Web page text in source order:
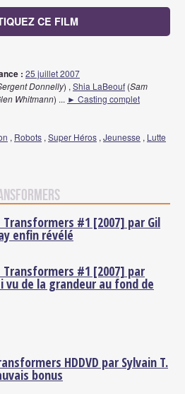
CE FILM
: 25 juillet 2007
Donnelly) , Shia LaBeouf (Sam
Whitmann) ... ► Casting complet
, Robots , Super Héros , Jeunesse , Lutte
Transformers #1 [2007] par Gil
enfin révélé
Transformers #1 [2007] par
vu de la grandeur au fond de
HDDVD par Sylvain T.
bonus